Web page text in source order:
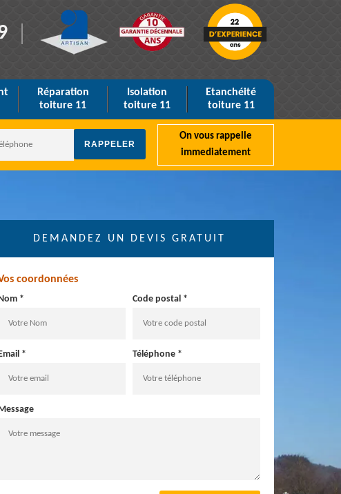
Réparation
toiture 11
Isolation
toiture 11
Etanchéité
toiture 11
On vous rappelle
immediatement
DEMANDEZ UN DEVIS GRATUIT
coordonnées
* Code postal *
* Téléphone *